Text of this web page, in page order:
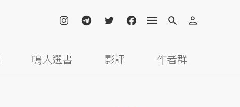
鳴人選書 影評 作者群